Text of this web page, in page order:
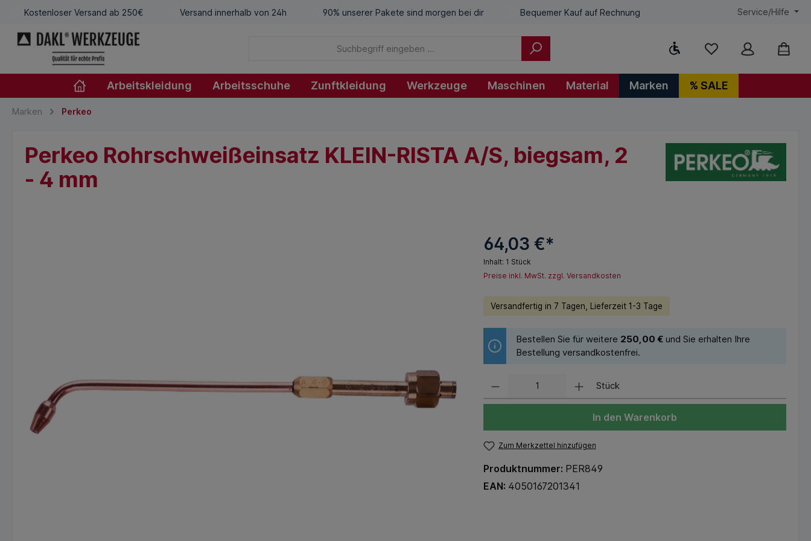
Kostenloser Versand ab 250€ Versand innerhalb von 24h 90% unserer Pakete sind morgen bei dir Bequemer Kauf auf Rechnung Service/Hilfe
Werkzeugleiste anzeigen
Arbeitskleidung Arbeitsschuhe Zunftkleidung Werkzeuge Maschinen Material Marken % SALE
Marken Perkeo
Perkeo Rohrschweißeinsatz KLEIN-RISTA A/S, biegsam, 2
- 4 mm
64,03 €*
Inhalt: 1 Stück
Preise inkl. MwSt. zzgl. Versandkosten
Versandfertig in 7 Tagen, Lieferzeit 1-3 Tage
Bestellen Sie für weitere 250,00 €und Sie erhalten Ihre
Bestellung versandkostenfrei.
Stück
In den Warenkorb
Zum Merkzettel hinzufügen
Produktnummer: PER849
EAN: 4050167201341